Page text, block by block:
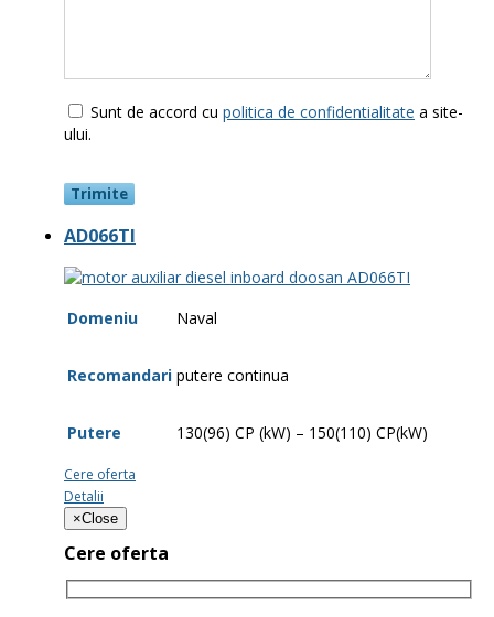
Sunt de accord cu politica de confidentialitate a site-
ului.
AD066TI
Domeniu Naval
Recomandari putere continua
Putere 130(96) CP (kW) – 150(110) CP(kW)
Cere oferta
Detalii
×Close
Cere oferta